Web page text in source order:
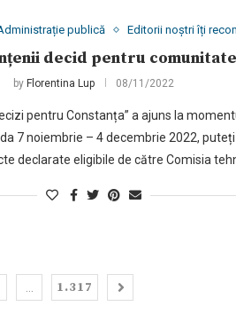
publică Editorii noștri îți
decid pentru
by Florentina Lup 08/11/2022
pentru Constanța” a ajuns la
7 noiembrie – 4 decembrie 2022,
declarate eligibile de către Comisia
1.317